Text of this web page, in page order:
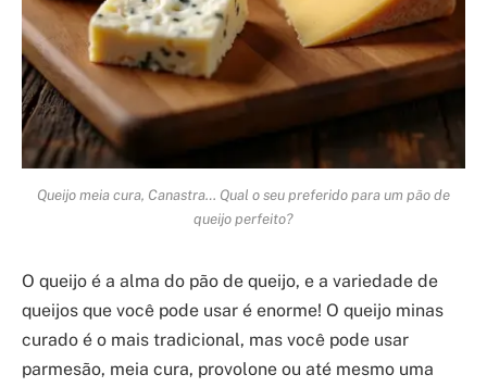
Queijo meia cura, Canastra… Qual o seu preferido para um pão de
queijo perfeito?
O queijo é a alma do pão de queijo, e a variedade de
queijos que você pode usar é enorme! O queijo minas
curado é o mais tradicional, mas você pode usar
parmesão, meia cura, provolone ou até mesmo uma